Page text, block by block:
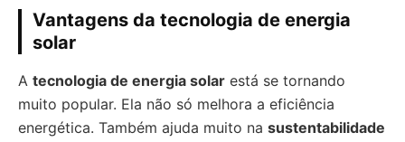
Vantagens da tecnologia de energia
solar
A tecnologia de energia solar está se tornando
muito popular. Ela não só melhora a eficiência
energética. Também ajuda muito na sustentabilidade